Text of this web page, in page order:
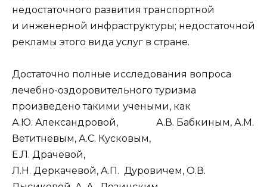
недостаточного развития транспортной
и инженерной инфраструктуры; недостаточной
рекламы этого вида услуг в стране.
Достаточно полные исследования вопроса
лечебно-оздоровительного туризма
произведено такими учеными, как
А.Ю. Александровой, А.В. Бабкиным, А.М.
Ветитневым, А.С. Кусковым,
Е.Л. Драчевой,
Л.Н. Деркачевой, А.П. Дуровичем, О.В.